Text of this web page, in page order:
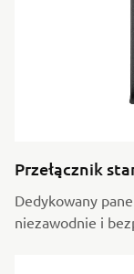
Przełącznik
Dedykowany
niezawodnie i